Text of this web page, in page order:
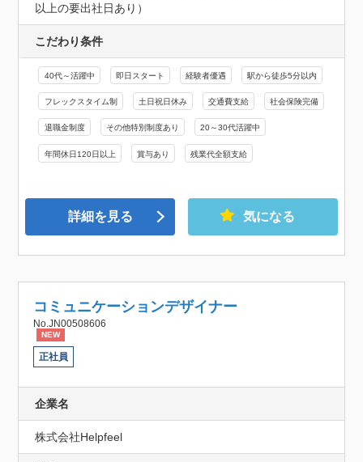
以上の要出社日あり）
こだわり条件
40代～活躍中 即日スタート 経験者優遇 駅から徒歩5分以内
フレックスタイム制 土日祝日休み 交通費支給 社会保険完備
退職金制度 その他特別制度あり 20～30代活躍中
年間休日120日以上 賞与あり 残業代全額支給
詳細を見る 気になる
コミュニケーションデザイナー
No.JN00508606
NEW
正社員
企業名
株式会社Helpfeel